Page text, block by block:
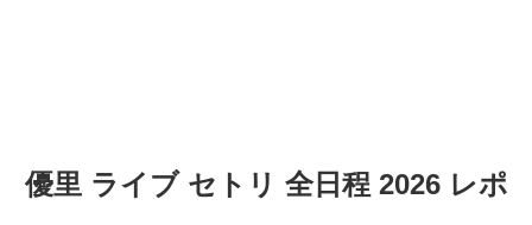
優里 ライブ セトリ 全日程 2026 レポ